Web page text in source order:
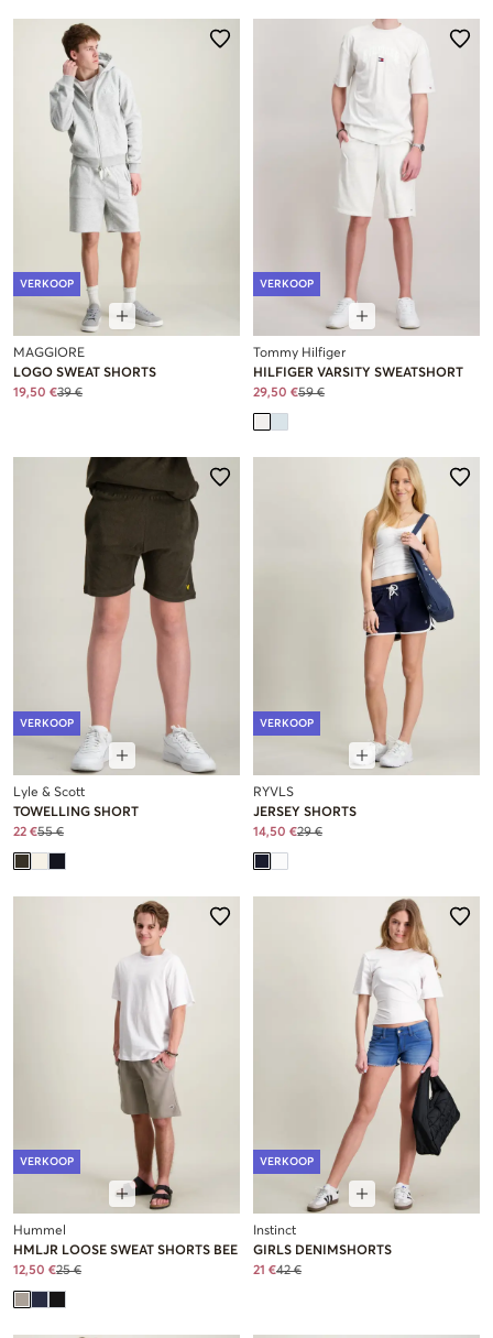
VERKOOP
MAGGIORE
LOGO SWEAT SHORTS
19,50 €39 €
VERKOOP
Tommy Hilfiger
HILFIGER VARSITY SWEATSHORT
29,50 €59 €
VERKOOP
Lyle & Scott
TOWELLING SHORT
22 €55 €
VERKOOP
RYVLS
JERSEY SHORTS
14,50 €29 €
VERKOOP
Hummel
HMLJR LOOSE SWEAT SHORTS BEE
12,50 €25 €
VERKOOP
Instinct
GIRLS DENIMSHORTS
21 €42 €